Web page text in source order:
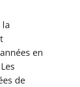
la
en
de